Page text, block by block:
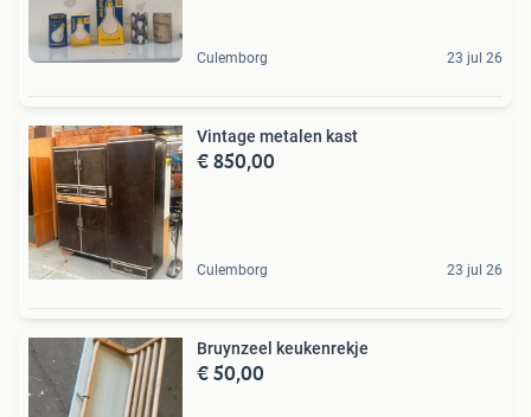
Culemborg 23 jul 26
Vintage metalen kast
€ 850,00
Culemborg 23 jul 26
Bruynzeel keukenrekje
€ 50,00